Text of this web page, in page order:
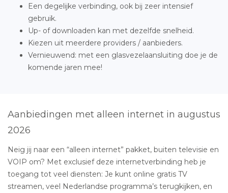
Een degelijke verbinding, ook bij zeer intensief
gebruik.
Up- of downloaden kan met dezelfde snelheid.
Kiezen uit meerdere providers / aanbieders.
Vernieuwend: met een glasvezelaansluiting doe je de
komende jaren mee!
Aanbiedingen met alleen internet in augustus
2026
Neig jij naar een “alleen internet” pakket, buiten televisie en
VOIP om? Met exclusief deze internetverbinding heb je
toegang tot veel diensten: Je kunt online gratis TV
streamen, veel Nederlandse programma’s terugkijken, en